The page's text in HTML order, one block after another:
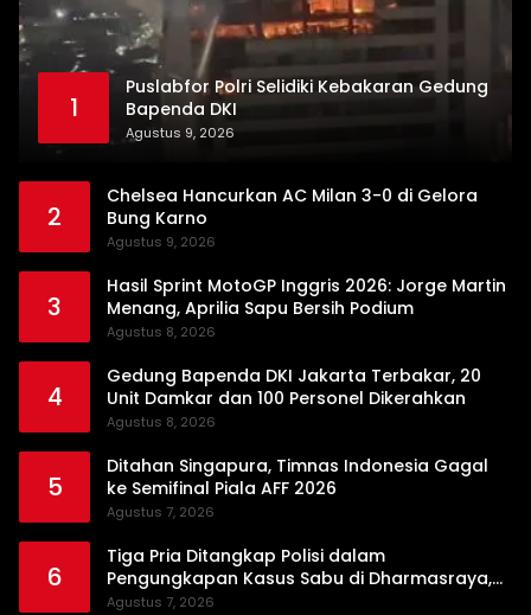
1
Puslabfor Polri Selidiki Kebakaran Gedung
Bapenda DKI
Agustus 9, 2026
2
Chelsea Hancurkan AC Milan 3-0 di Gelora
Bung Karno
Agustus 9, 2026
3
Hasil Sprint MotoGP Inggris 2026: Jorge Martin
Menang, Aprilia Sapu Bersih Podium
Agustus 8, 2026
4
Gedung Bapenda DKI Jakarta Terbakar, 20
Unit Damkar dan 100 Personel Dikerahkan
Agustus 8, 2026
5
Ditahan Singapura, Timnas Indonesia Gagal
ke Semifinal Piala AFF 2026
Agustus 7, 2026
6
Tiga Pria Ditangkap Polisi dalam
Pengungkapan Kasus Sabu di Dharmasraya,
Timbangan Digital hingga Bong Disita
Agustus 7, 2026